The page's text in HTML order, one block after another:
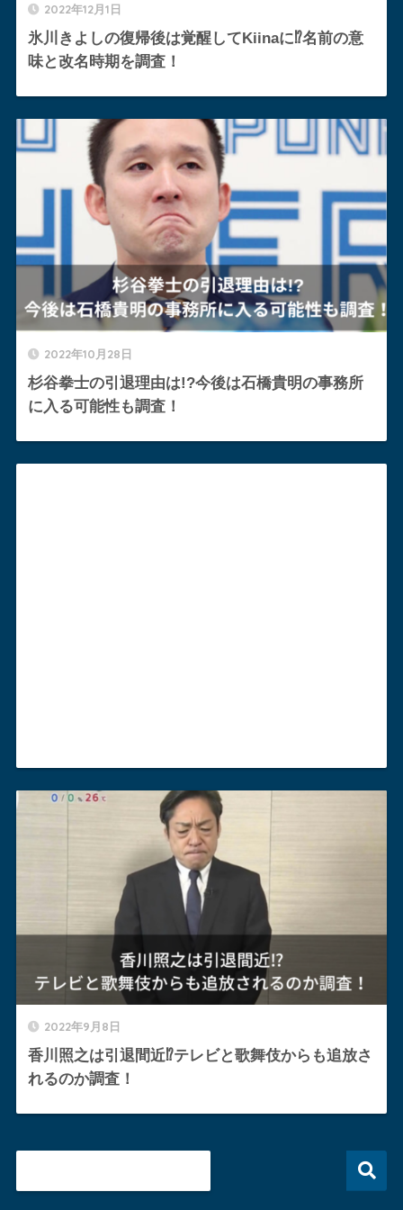
2022年12月1日
氷川きよしの復帰後は覚醒してKiinaに⁉︎名前の意
味と改名時期を調査！
2022年10月28日
杉谷拳士の引退理由は!?今後は石橋貴明の事務所
に入る可能性も調査！
2022年9月8日
香川照之は引退間近⁉︎テレビと歌舞伎からも追放さ
れるのか調査！